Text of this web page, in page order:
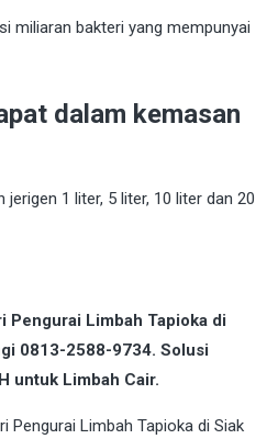
miliaran bakteri yang mempunyai
dalam kemasan
jerigen 1 liter, 5 liter, 10 liter dan 20
Pengurai Limbah Tapioka di
0813-2588-9734. Solusi
untuk Limbah Cair.